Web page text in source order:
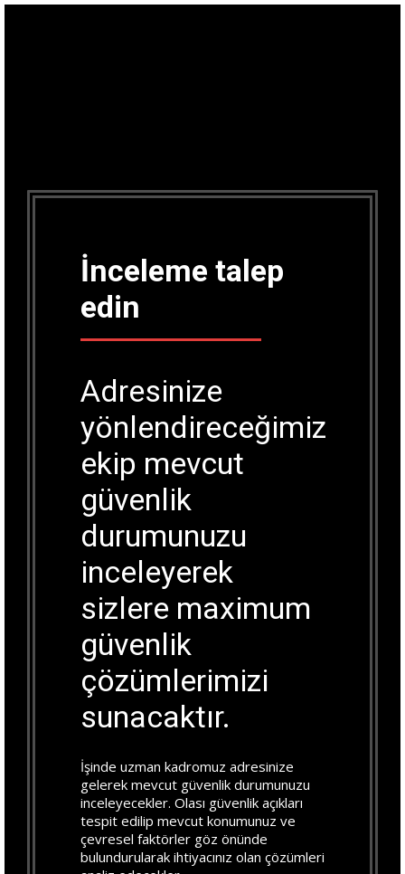
İnceleme talep
edin
Adresinize
yönlendireceğimiz
ekip mevcut
güvenlik
durumunuzu
inceleyerek
sizlere maximum
güvenlik
çözümlerimizi
sunacaktır.
İşinde uzman kadromuz adresinize
gelerek mevcut güvenlik durumunuzu
inceleyecekler. Olası güvenlik açıkları
tespit edilip mevcut konumunuz ve
çevresel faktörler göz önünde
bulundurularak ihtiyacınız olan çözümleri